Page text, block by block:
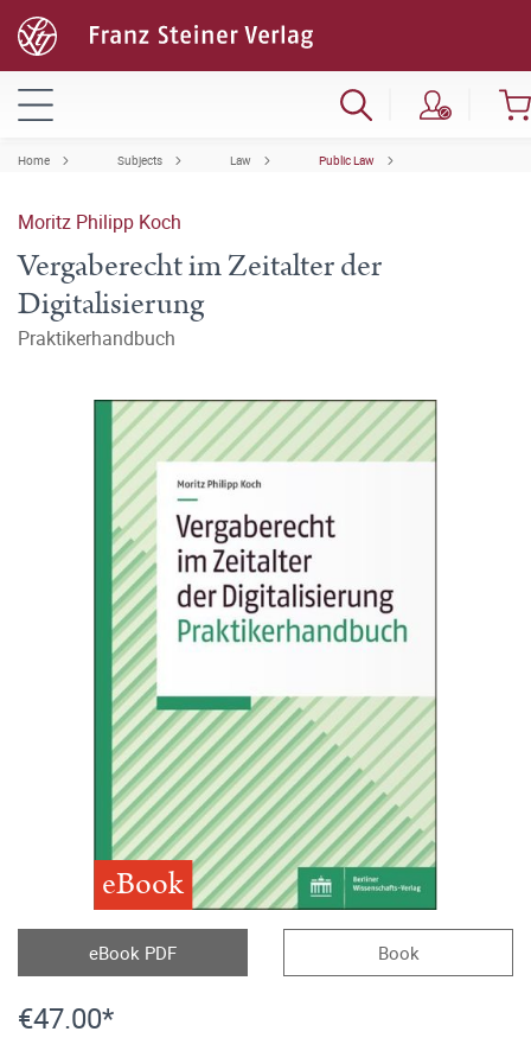
Home Subjects Law Public Law
Moritz Philipp Koch
Vergaberecht im Zeitalter der
Digitalisierung
Praktikerhandbuch
eBook
eBook PDF Book
€47.00*